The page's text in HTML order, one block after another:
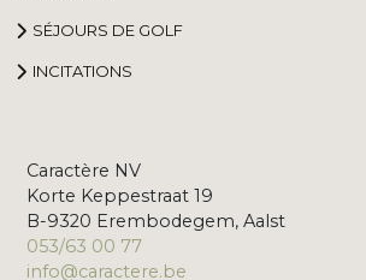
SÉJOURS DE GOLF
INCITATIONS
Caractère NV
Korte Keppestraat 19
B-9320 Erembodegem, Aalst
053/63 00 77
info@caractere.be